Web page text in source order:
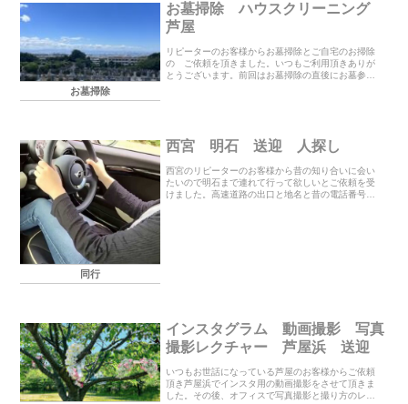
お墓掃除
お墓掃除 ハウスクリーニング
芦屋
リピーターのお客様からお墓掃除とご自宅のお掃除
の ご依頼を頂きました。いつもご利用頂きありが
とうございます。前回はお墓掃除の直後にお墓参り
同行
西宮 明石 送迎 人探し
西宮のリピーターのお客様から昔の知り合いに会い
たいので明石まで連れて行って欲しいとご依頼を受
けました。高速道路の出口と地名と昔の電話番号、
インスタグラム 動画撮影 写真
撮影レクチャー 芦屋浜 送迎
いつもお世話になっている芦屋のお客様からご依頼
頂き芦屋浜でインスタ用の動画撮影をさせて頂きま
した。その後、オフィスで写真撮影と撮り方のレク